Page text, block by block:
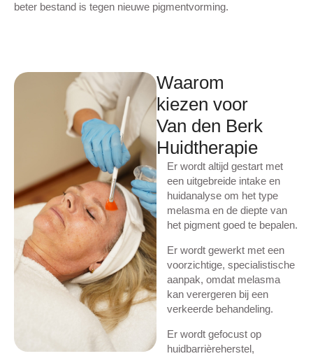
beter bestand is tegen nieuwe pigmentvorming.
Waarom
kiezen voor
Van den Berk
Huidtherapie
Er wordt altijd gestart met
een uitgebreide intake en
huidanalyse om het type
melasma en de diepte van
het pigment goed te bepalen.
Er wordt gewerkt met een
voorzichtige, specialistische
aanpak, omdat melasma
kan verergeren bij een
verkeerde behandeling.
Er wordt gefocust op
huidbarrièreherstel,